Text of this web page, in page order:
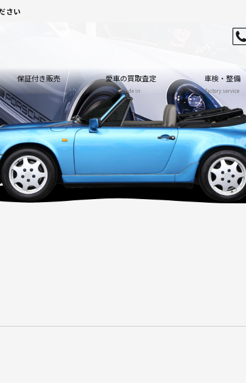
さい
保証付き販売
warranty
愛車の買取査定
trade in
車検・整備
factory service